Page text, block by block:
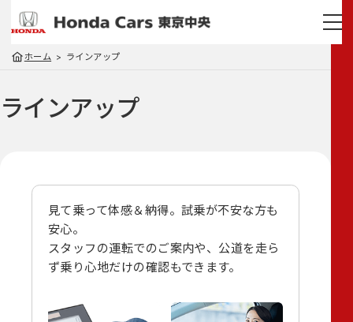
ホーム ラインアップ
ラインアップ
見て乗って体感＆納得。試乗が不安な方も
安心。
スタッフの運転でのご案内や、 公道を走ら
ず乗り心地だけの確認もできます。